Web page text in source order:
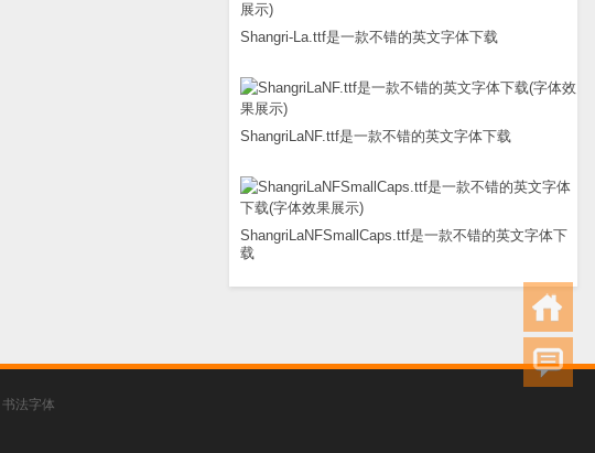
Shangri-La.ttf是一款不错的英文字体下载
ShangriLaNF.ttf是一款不错的英文字体下载
ShangriLaNFSmallCaps.ttf是一款不错的英文字体下
载
书法字体